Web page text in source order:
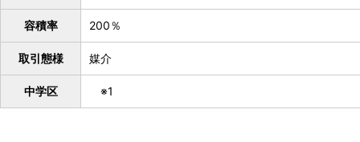
容積率 200％
取引態様 媒介
中学区 ※1